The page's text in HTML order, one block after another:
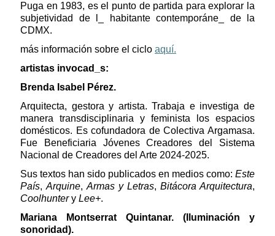
Puga en 1983, es el punto de partida para explorar la
subjetividad de l_ habitante contemporáne_ de la
CDMX.
más información sobre el ciclo aquí.
artistas invocad_s:
Brenda Isabel Pérez.
Arquitecta, gestora y artista. Trabaja e investiga de
manera transdisciplinaria y feminista los espacios
domésticos. Es cofundadora de Colectiva Argamasa.
Fue Beneficiaria Jóvenes Creadores del Sistema
Nacional de Creadores del Arte 2024-2025.
Sus textos han sido publicados en medios como: Este
País, Arquine, Armas y Letras, Bitácora Arquitectura,
Coolhuntery Lee+.
Mariana Montserrat Quintanar. (Iluminación y
sonoridad).